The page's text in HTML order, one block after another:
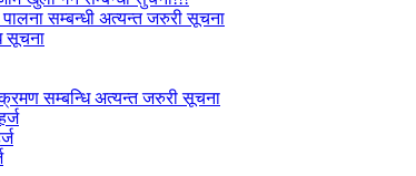
सम्बन्धी अत्यन्त जरुरी सूचना
सूचना
सम्बन्धि अत्यन्त जरुरी सूचना